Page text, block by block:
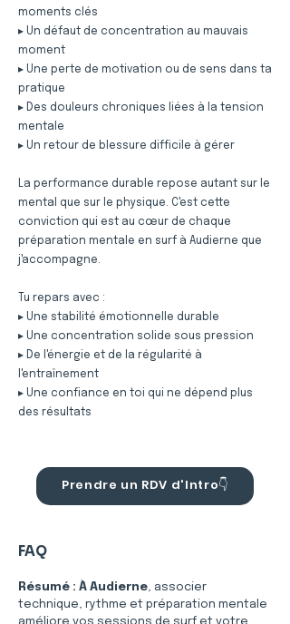
moments clés
▸ Un défaut de concentration au mauvais
moment
▸ Une perte de motivation ou de sens dans ta
pratique
▸ Des douleurs chroniques liées à la tension
mentale
▸ Un retour de blessure difficile à gérer
La performance durable repose autant sur le
mental que sur le physique. C'est cette
conviction qui est au cœur de chaque
préparation mentale en surf à Audierne que
j'accompagne.
Tu repars avec :
▸ Une stabilité émotionnelle durable
▸ Une concentration solide sous pression
▸ De l'énergie et de la régularité à
l'entraînement
▸ Une confiance en toi qui ne dépend plus
des résultats
Prendre un RDV d'Intro👇
FAQ
Résumé : À Audierne, associer
technique, rythme et préparation mentale